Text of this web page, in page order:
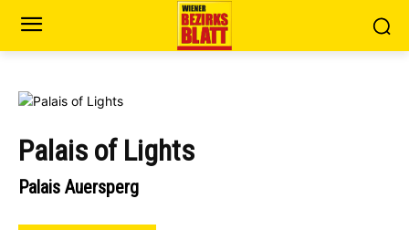
Palais of Lights
Palais Auersperg